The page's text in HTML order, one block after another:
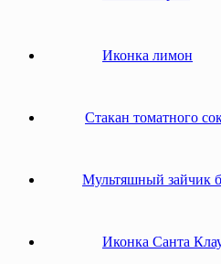
Иконка лимон
Стакан томатного
Мультяшный зайчик
Иконка Санта